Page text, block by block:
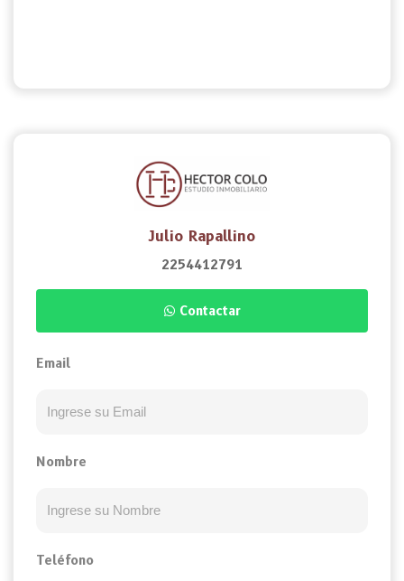
Julio Rapallino
2254412791
Contactar
Email
Nombre
Teléfono